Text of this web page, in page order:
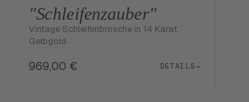
"Schleifenzauber"
Vintage Schleifenbrosche in 14 Karat
Gelbgold
969,00 € DETAILS→